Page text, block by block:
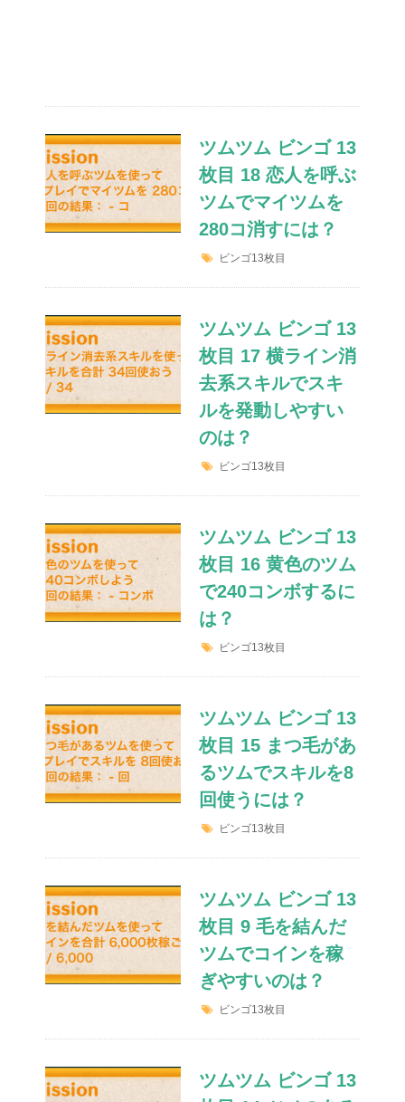
ツムツム ビンゴ 13
枚目 18 恋人を呼ぶ
ツムでマイツムを
280コ消すには？
ビンゴ13枚目
ツムツム ビンゴ 13
枚目 17 横ライン消
去系スキルでスキ
ルを発動しやすい
のは？
ビンゴ13枚目
ツムツム ビンゴ 13
枚目 16 黄色のツム
で240コンボするに
は？
ビンゴ13枚目
ツムツム ビンゴ 13
枚目 15 まつ毛があ
るツムでスキルを8
回使うには？
ビンゴ13枚目
ツムツム ビンゴ 13
枚目 9 毛を結んだ
ツムでコインを稼
ぎやすいのは？
ビンゴ13枚目
ツムツム ビンゴ 13